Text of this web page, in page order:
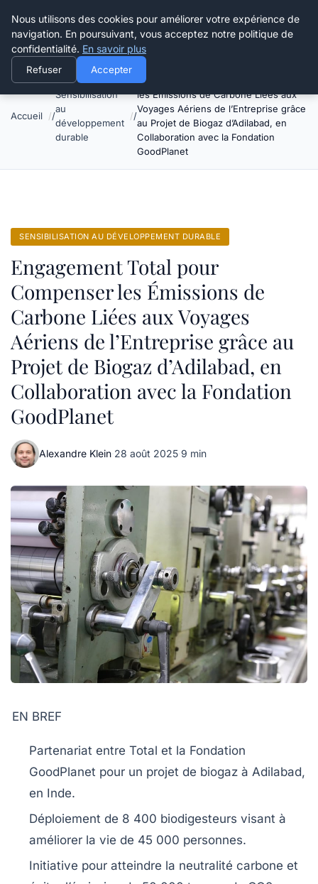
Happy Calyx Farmer
Accueil
Sensibilisation
au
développement
durable
Engagement Total pour Compenser
les Émissions de Carbone Liées aux
Voyages Aériens de l’Entreprise grâce
au Projet de Biogaz d’Adilabad, en
Collaboration avec la Fondation
GoodPlanet
SENSIBILISATION AU DÉVELOPPEMENT DURABLE
Engagement Total pour
Compenser les Émissions de
Carbone Liées aux Voyages
Aériens de l’Entreprise grâce au
Projet de Biogaz d’Adilabad, en
Collaboration avec la Fondation
GoodPlanet
Alexandre Klein·28 août 2025·9 min
EN BREF
Partenariat entre Total et la Fondation
GoodPlanet pour un projet de biogaz à Adilabad,
en Inde.
Déploiement de 8 400 biodigesteurs visant à
améliorer la vie de 45 000 personnes.
Initiative pour atteindre la neutralité carbone et
Nous utilisons des cookies pour améliorer votre expérience de
navigation. En poursuivant, vous acceptez notre politique de
confidentialité. En savoir plus
Refuser Accepter